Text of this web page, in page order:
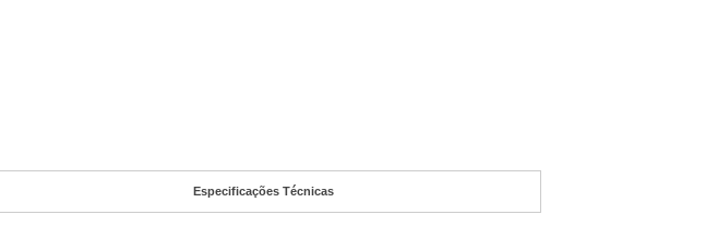
Especificações Técnicas